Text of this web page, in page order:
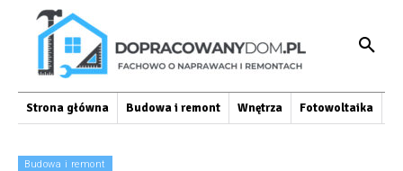
Strona główna Budowa i remont Wnętrza Fotowoltaika
Budowa i remont